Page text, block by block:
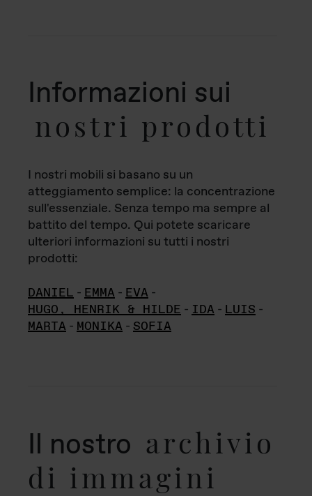
Informazioni sui
nostri prodotti
I nostri mobili si basano su un
atteggiamento semplice: la concentrazione
sull'essenziale. Senza tempo ma sempre al
battito del tempo. Qui potete scaricare
ulteriori informazioni su tutti i nostri
prodotti:
DANIEL - EMMA - EVA -
HUGO, HENRIK & HILDE - IDA - LUIS -
MARTA - MONIKA - SOFIA
Il nostro archivio
di immagini